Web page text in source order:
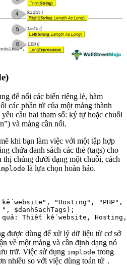
để nối các biến riêng lẻ, hàm
các phần tử của một mảng thành
cầu hai tham số: ký tự hoặc chuỗi
và mảng cần nối.
khi bạn làm việc với một tập hợp
chứa danh sách các thẻ (tags) cho
thị chúng dưới dạng một chuỗi, cách
là lựa chọn hoàn hảo.
kế website", "Hosting", "PHP",
$danhSachTags);
được dùng để xử lý dữ liệu từ cơ sở
về một mảng và cần định dạng nó
trữ. Việc sử dụng implode trong
nhiều so với việc dùng toán tử .